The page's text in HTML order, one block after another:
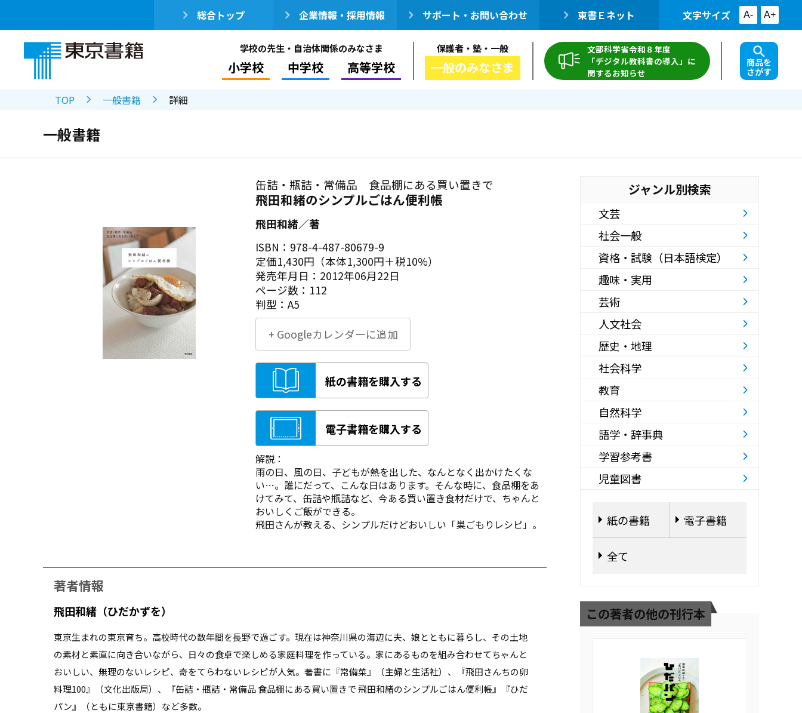
総合トップ 企業情報・採用情報 サポート・お問い合わせ 東書Ｅネット 文字サイズ A- A+
学校の先生・自治体関係のみなさま
小学校 中学校 高等学校
保護者・塾・一般
一般のみなさま
文部科学省令和８年度
「デジタル教科書の導入」に
関するお知らせ
商品を
さがす
TOP 一般書籍 詳細
一般書籍
缶詰・瓶詰・常備品 食品棚にある買い置きで
飛田和緒のシンプルごはん便利帳
飛田和緒／著
ISBN：978-4-487-80679-9
定価1,430円（本体1,300円＋税10%）
発売年月日：2012年06月22日
ページ数：112
判型：A5
+ Googleカレンダーに追加
紙の書籍を購入する
電子書籍を購入する
解説：
雨の日、風の日、子どもが熱を出した、なんとなく出かけたくな
い…。誰にだって、こんな日はあります。そんな時に、食品棚をあ
けてみて、缶詰や瓶詰など、今ある買い置き食材だけで、ちゃんと
おいしくご飯ができる。
飛田さんが教える、シンプルだけどおいしい「巣ごもりレシピ」。
著者情報
飛田和緒（ひだかずを）
東京生まれの東京育ち。高校時代の数年間を長野で過ごす。現在は神奈川県の海辺に夫、娘とともに暮らし、その土地
の素材と素直に向き合いながら、日々の食卓で楽しめる家庭料理を作っている。家にあるものを組み合わせてちゃんと
おいしい、無理のないレシピ、奇をてらわないレシピが人気。著書に『常備菜』（主婦と生活社）、『飛田さんちの卵
料理100』（文化出版局）、『缶詰・瓶詰・常備品 食品棚にある買い置きで 飛田和緒のシンプルごはん便利帳』『ひだ
パン』（ともに東京書籍）など多数。
ジャンル別検索
文芸
社会一般
資格・試験（日本語検定）
趣味・実用
芸術
人文社会
歴史・地理
社会科学
教育
自然科学
語学・辞事典
学習参考書
児童図書
紙の書籍 電子書籍
全て
この著者の他の刊行本